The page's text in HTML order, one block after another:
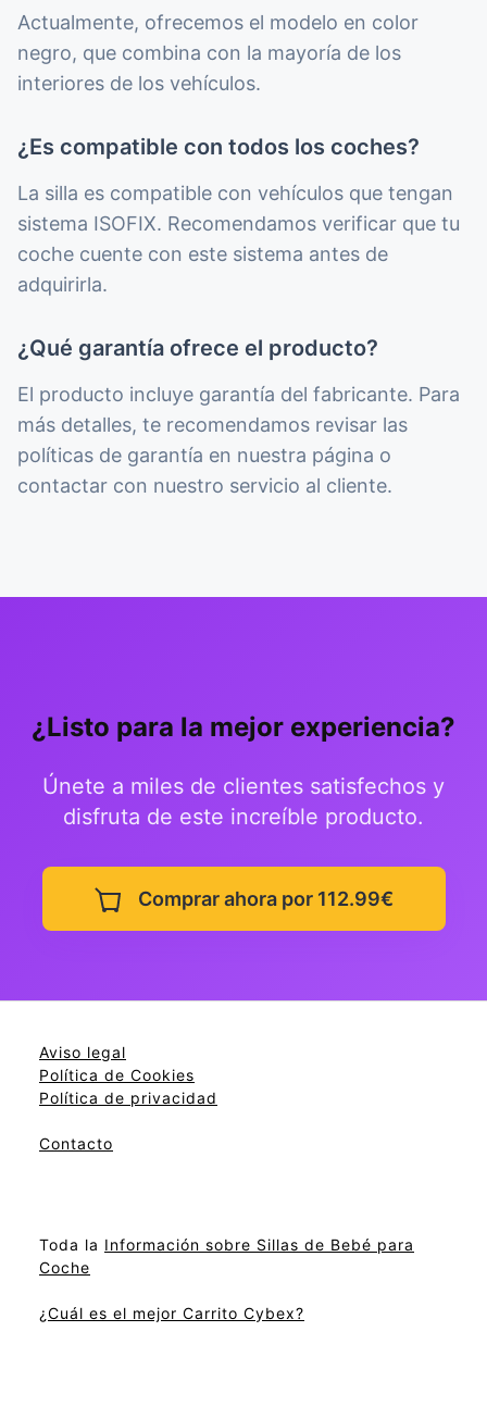
Actualmente, ofrecemos el modelo en color
negro, que combina con la mayoría de los
interiores de los vehículos.
¿Es compatible con todos los coches?
La silla es compatible con vehículos que tengan
sistema ISOFIX. Recomendamos verificar que tu
coche cuente con este sistema antes de
adquirirla.
¿Qué garantía ofrece el producto?
El producto incluye garantía del fabricante. Para
más detalles, te recomendamos revisar las
políticas de garantía en nuestra página o
contactar con nuestro servicio al cliente.
¿Listo para la mejor experiencia?
Únete a miles de clientes satisfechos y
disfruta de este increíble producto.
Comprar ahora por 112.99€
Aviso legal
Política de Cookies
Política de privacidad
Contacto
Toda la Información sobre Sillas de Bebé para
Coche
¿Cuál es el mejor Carrito Cybex?